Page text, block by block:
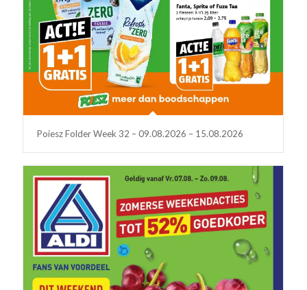
Poiesz Folder Week 32 – 09.08.2026 – 15.08.2026